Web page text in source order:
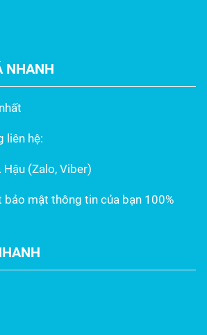
NHANH
liên hệ:
(Zalo, Viber)
bảo mật thông tin của bạn 100%